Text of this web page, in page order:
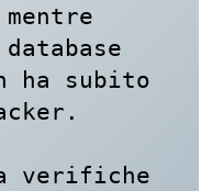
ha subito
verifiche